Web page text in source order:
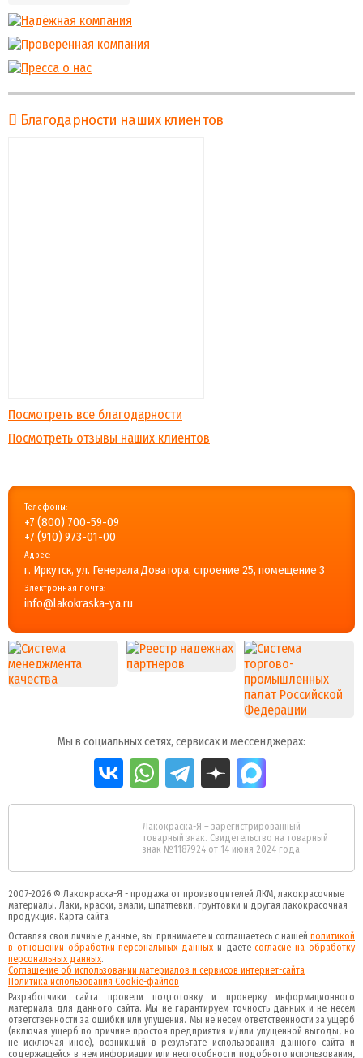
Благодарности наших клиентов
Посмотреть все благодарности
Посмотреть отзывы наших клиентов
Телефоны:
+7 (800) 700-59-09
+7 (910) 973-01-00
Адрес:
г. Иркутск, ул. Генерала Доватора, строение 25, помещение 3
Электронная почта:
info@lakokraska-ya.ru
Мы в социальных сетях, сервисах и мессенджерах:
Лакокраска-Я – зарегистрированный
товарный знак. Свидетельство на товарный
знак №1187924 от 14 июня 2024 года
2007-2026 © Лакокраска-Я - продажа от производителей ЛКМ, лакокрасочные
материалы. Лаки, краски, эмали, шпатлевки, грунтовки и другая лакокрасочная
продукция. Карта сайта
Оставляя свои личные данные, вы принимаете и соглашаетесь с нашей политикой
в отношении обработки персональных данных и даетеcогласие на обработку
персональных данных.
Соглашение об использовании материалов и сервисов интернет-сайта
Политика использования Cookie-файлов
Разработчики сайта провели подготовку и проверку информационного
материала для данного сайта. Мы не гарантируем точность данных и не несем
ответственности за ошибки или упущения. Мы не несем ответственности за ущерб
(включая ущерб по причине простоя предприятия и/или упущенной выгоды, но
не исключая иное), возникший в результате использования данного сайта и
содержащейся в нем информации или неспособности подобного использования,